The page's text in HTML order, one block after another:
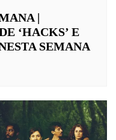
|
‘HACKS’ E
SEMANA